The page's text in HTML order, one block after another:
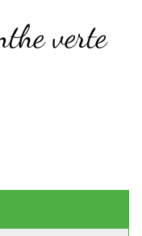
verte